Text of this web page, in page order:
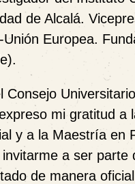
de Alcalá.
Europea.
mi gratitud a
y a la Maestría en
a ser parte
de manera